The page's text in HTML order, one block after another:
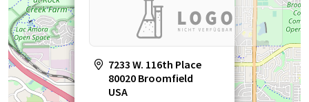
7233 W. 116th Place
80020 Broomfield
USA